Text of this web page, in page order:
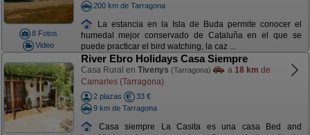
8 Fotos
Video
200 km de Tarragona
La estancia en la Isla de Buda permite conocer el
humedal mejor conservado de Cataluña en el que se
puede practicar el bird watching, la caz ...
River Ebro Holidays Casa Siempre
Casa Rural en Tivenys (Tarragona) a 18 km de
Camarles (Tarragona)
2 plazas
33 €
9 km de Tarragona
Casa siempre La Casita es una casa Bed and